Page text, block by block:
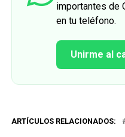
importantes de
en tu teléfono.
Unirme al
ARTÍCULOS RELACIONADOS: